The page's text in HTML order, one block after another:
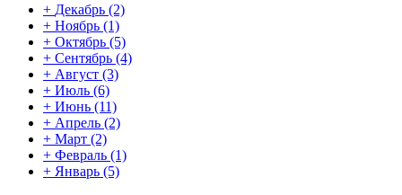
+ Декабрь (2)
+ Ноябрь (1)
+ Октябрь (5)
+ Сентябрь (4)
+ Август (3)
+ Июль (6)
+ Июнь (11)
+ Апрель (2)
+ Март (2)
+ Февраль (1)
+ Январь (5)